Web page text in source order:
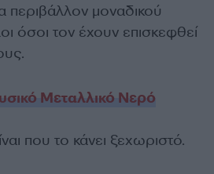
περιβάλλον μοναδικού
όσοι τον έχουν επισκεφθεί
Μεταλλικό Νερό
που το κάνει ξεχωριστό.